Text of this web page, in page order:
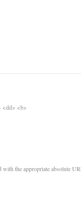
<dd> <b>
the appropriate absolute